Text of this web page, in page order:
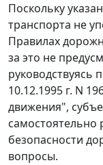
Поскольку
транспорта не
Правилах
за это не
руководствуясь
10.12.1995 г. N
движения",
безопасности
вопросы.